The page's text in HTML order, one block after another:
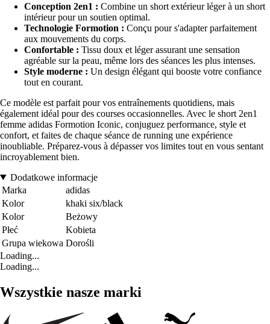
Conception 2en1 : Combine un short extérieur léger à un short
intérieur pour un soutien optimal.
Technologie Formotion : Conçu pour s'adapter parfaitement
aux mouvements du corps.
Confortable : Tissu doux et léger assurant une sensation
agréable sur la peau, même lors des séances les plus intenses.
Style moderne : Un design élégant qui booste votre confiance
tout en courant.
Ce modèle est parfait pour vos entraînements quotidiens, mais
également idéal pour des courses occasionnelles. Avec le short 2en1
femme adidas Formotion Iconic, conjuguez performance, style et
confort, et faites de chaque séance de running une expérience
inoubliable. Préparez-vous à dépasser vos limites tout en vous sentant
incroyablement bien.
Dodatkowe informacje
Marka
adidas
Kolor
khaki six/black
Kolor
Beżowy
Płeć
Kobieta
Grupa wiekowa Dorośli
Loading...
Loading...
Wszystkie nasze marki